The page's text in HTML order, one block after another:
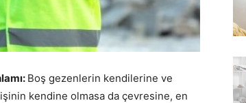
Boş gezenlerin kendilerine ve
kendine olmasa da çevresine, en